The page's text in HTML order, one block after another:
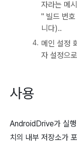
자라는 메
" 빌드 번
니다)..
메인 설정
자 설정으
사용
AndroidDrive가 실
치의 내부 저장소가